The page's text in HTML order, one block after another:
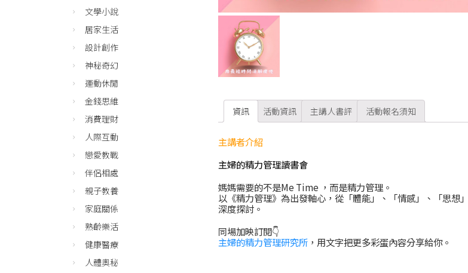
資訊 活動資訊 主講人書評 活動報名須知
主講者介紹
主婦的精力管理讀書會
媽媽需要的不是Me Time ，而是精力管理。
以《精力管理》為出發軸心，從「體能」、「情感」、「思
深度探討。
同場加映訂閱👇
主婦的精力管理研究所 ，用文字把更多彩蛋內容分享給你。
文學小說
居家生活
設計創作
神秘奇幻
運動休閒
金錢思維
消費理財
人際互動
戀愛教戰
伴侶相處
親子教養
家庭關係
熟齡樂活
健康醫療
人體奧秘